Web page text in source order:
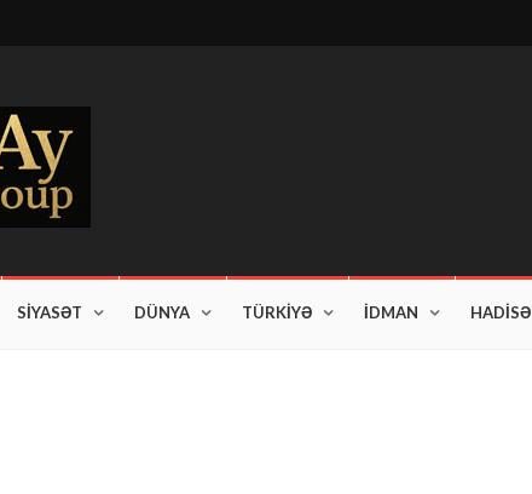
SİYASƏT DÜNYA TÜRKİYƏ İDMAN HADİSƏ